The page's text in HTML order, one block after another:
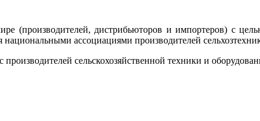
(производителей, дистрибьюторов и импортеров) с
ассоциациями производителей
сельскохозяйственной техники и